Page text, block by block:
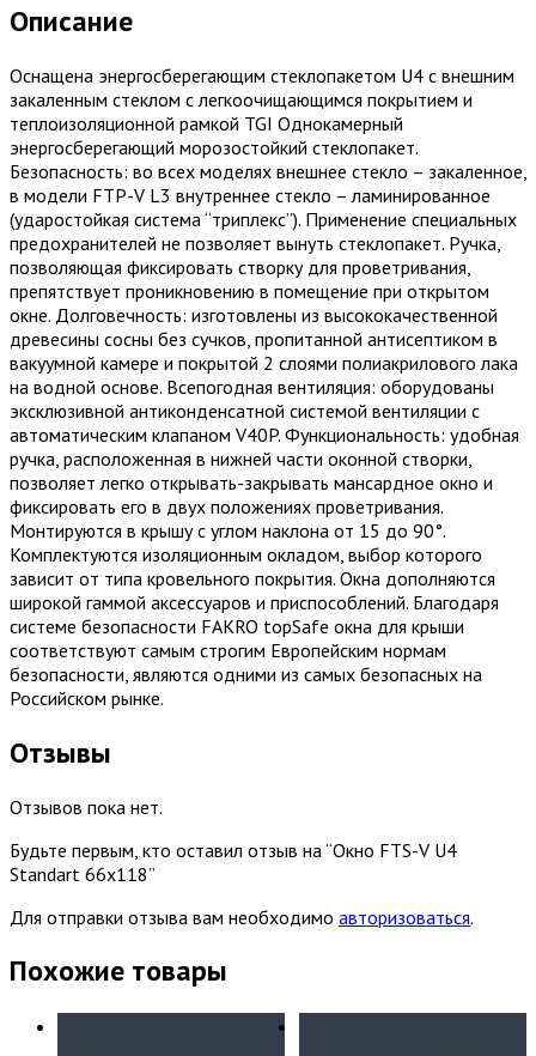
Описание
Оснащена энергосберегающим стеклопакетом U4 с внешним
закаленным стеклом с легкоочищающимся покрытием и
теплоизоляционной рамкой TGI Однокамерный
энергосберегающий морозостойкий стеклопакет.
Безопасность: во всех моделях внешнее стекло – закаленное,
в модели FTP-V L3 внутреннее стекло – ламинированное
(ударостойкая система “триплекс”). Применение специальных
предохранителей не позволяет вынуть стеклопакет. Ручка,
позволяющая фиксировать створку для проветривания,
препятствует проникновению в помещение при открытом
окне. Долговечность: изготовлены из высококачественной
древесины сосны без сучков, пропитанной антисептиком в
вакуумной камере и покрытой 2 слоями полиакрилового лака
на водной основе. Всепогодная вентиляция: оборудованы
эксклюзивной антиконденсатной системой вентиляции с
автоматическим клапаном V40P. Функциональность: удобная
ручка, расположенная в нижней части оконной створки,
позволяет легко открывать-закрывать мансардное окно и
фиксировать его в двух положениях проветривания.
Монтируются в крышу с углом наклона от 15 до 90°.
Комплектуются изоляционным окладом, выбор которого
зависит от типа кровельного покрытия. Окна дополняются
широкой гаммой аксессуаров и приспособлений. Благодаря
системе безопасности FAKRO topSafe окна для крыши
соответствуют самым строгим Европейским нормам
безопасности, являются одними из самых безопасных на
Российском рынке.
Отзывы
Отзывов пока нет.
Будьте первым, кто оставил отзыв на “Окно FTS-V U4
Standart 66х118”
Для отправки отзыва вам необходимо авторизоваться.
Похожие товары